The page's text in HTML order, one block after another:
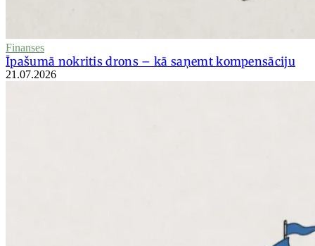
Finanses
Īpašumā nokritis drons – kā saņemt kompensāciju
21.07.2026